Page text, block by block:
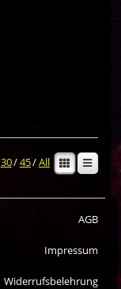
30/45/All
AGB
Impressum
Widerrufsbelehrung